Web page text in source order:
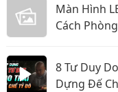
Màn Hình
Cách
8 Tư Duy
Dựng Đế